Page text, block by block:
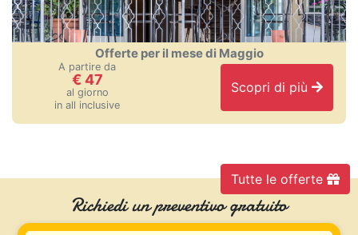
Offerte per il mese di Maggio
A partire da
47
al giorno
in all inclusive
Scopri di più
Tutte le offerte
Richiedi un preventivo gratuito